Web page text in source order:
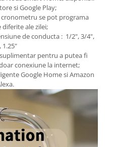
si Google Play;
se pot programa
ale zilei;
de conducta : 1/2", 3/4",
1.25"
pentru a putea fi
conexiune la internet;
Google Home si Amazon